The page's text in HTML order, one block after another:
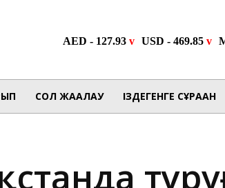
СОЛ ЖАҒАЛАУ ІЗДЕГЕНГЕ СҰРАҒАН